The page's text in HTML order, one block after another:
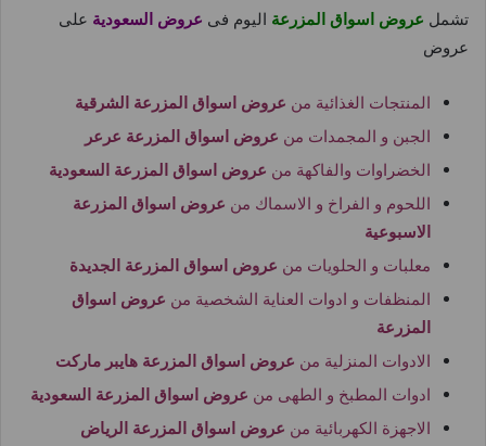
تشمل عروض اسواق المزرعة اليوم فى عروض السعودية على
عروض
المنتجات الغذائية من عروض اسواق المزرعة الشرقية
الجبن و المجمدات من عروض اسواق المزرعة عرعر
الخضراوات والفاكهة من عروض اسواق المزرعة السعودية
اللحوم و الفراخ و الاسماك من عروض اسواق المزرعة
الاسبوعية
معلبات و الحلويات من عروض اسواق المزرعة الجديدة
المنظفات و ادوات العناية الشخصية من عروض اسواق
المزرعة
الادوات المنزلية من عروض اسواق المزرعة هايبر ماركت
ادوات المطبخ و الطهى من عروض اسواق المزرعة السعودية
الاجهزة الكهربائية من عروض اسواق المزرعة الرياض